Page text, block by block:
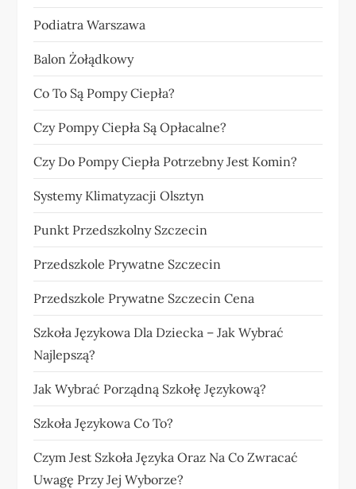
Podiatra Warszawa
Balon Żołądkowy
Co To Są Pompy Ciepła?
Czy Pompy Ciepła Są Opłacalne?
Czy Do Pompy Ciepła Potrzebny Jest Komin?
Systemy Klimatyzacji Olsztyn
Punkt Przedszkolny Szczecin
Przedszkole Prywatne Szczecin
Przedszkole Prywatne Szczecin Cena
Szkoła Językowa Dla Dziecka – Jak Wybrać
Najlepszą?
Jak Wybrać Porządną Szkołę Językową?
Szkoła Językowa Co To?
Czym Jest Szkoła Języka Oraz Na Co Zwracać
Uwagę Przy Jej Wyborze?